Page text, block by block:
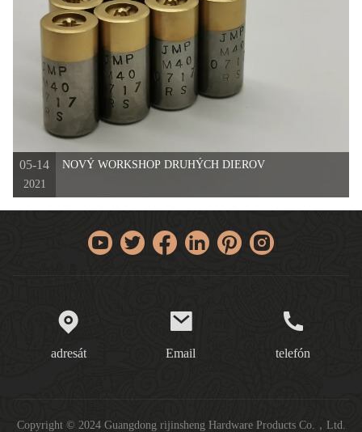
NOVÝ WORKSHOP DRUHÝCH DIEROV
05-14
2021
adresát Email telefón
Copyright © 2024 Guangdong rijinsheng Hardware Products Co.，Ltd.